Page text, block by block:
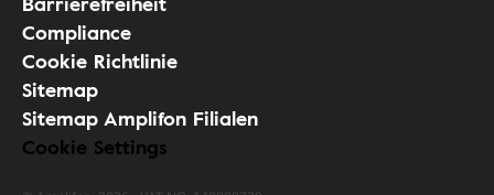
Compliance
Cookie Richtlinie
Sitemap
Sitemap Amplifon Filialen
Cookie Settings